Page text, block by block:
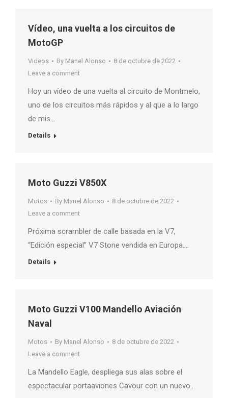
Vídeo, una vuelta a los circuitos de
MotoGP
Videos By Manel Alonso
8 de octubre de 2022
Leave a comment
Hoy un vídeo de una vuelta al circuito de Montmelo,
uno de los circuitos más rápidos y al que a lo largo
de mis…
Details
Moto Guzzi V850X
Motos By Manel Alonso
8 de octubre de 2022
Leave a comment
Próxima scrambler de calle basada en la V7,
“Edición especial” V7 Stone vendida en Europa….
Details
Moto Guzzi V100 Mandello Aviación
Naval
Motos By Manel Alonso
8 de octubre de 2022
Leave a comment
La Mandello Eagle, despliega sus alas sobre el
espectacular portaaviones Cavour con un nuevo…